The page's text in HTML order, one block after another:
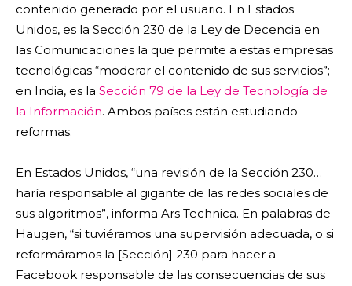
contenido generado por el usuario. En Estados
Unidos, es la Sección 230 de la Ley de Decencia en
las Comunicaciones la que permite a estas empresas
tecnológicas “moderar el contenido de sus servicios”;
en India, es la Sección 79 de la Ley de Tecnología de
la Información. Ambos países están estudiando
reformas.
En Estados Unidos, “una revisión de la Sección 230…
haría responsable al gigante de las redes sociales de
sus algoritmos”, informa Ars Technica. En palabras de
Haugen, “si tuviéramos una supervisión adecuada, o si
reformáramos la [Sección] 230 para hacer a
Facebook responsable de las consecuencias de sus